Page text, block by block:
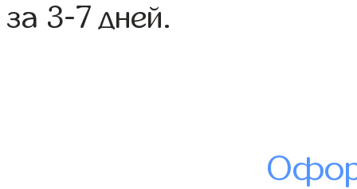
за 3-7 дней.